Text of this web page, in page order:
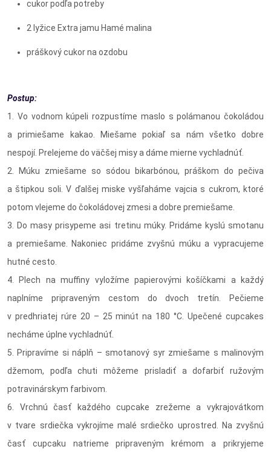
cukor podľa potreby
2 lyžice Extra jamu Hamé malina
práškový cukor na ozdobu
Postup:
1. Vo vodnom kúpeli rozpustíme maslo s polámanou čokoládou
a primiešame kakao. Miešame pokiaľ sa nám všetko dobre
nespojí. Prelejeme do väčšej misy a dáme mierne vychladnúť.
2. Múku zmiešame so sódou bikarbónou, práškom do pečiva
a štipkou soli. V ďalšej miske vyšľaháme vajcia s cukrom, ktoré
potom vlejeme do čokoládovej zmesi a dobre premiešame.
3. Do masy prisypeme asi tretinu múky. Pridáme kyslú smotanu
a premiešame. Nakoniec pridáme zvyšnú múku a vypracujeme
hutné cesto.
4. Plech na muffiny vyložíme papierovými košíčkami a každý
naplníme pripraveným cestom do dvoch tretín. Pečieme
v predhriatej rúre 20 – 25 minút na 180 °C. Upečené cupcakes
necháme úplne vychladnúť.
5. Pripravíme si náplň – smotanový syr zmiešame s malinovým
džemom, podľa chuti môžeme prisladiť a dofarbiť ružovým
potravinárskym farbivom.
6. Vrchnú časť každého cupcake zrežeme a vykrajovátkom
v tvare srdiečka vykrojíme malé srdiečko uprostred. Na zvyšnú
časť cupcaku natrieme pripraveným krémom a prikryjeme